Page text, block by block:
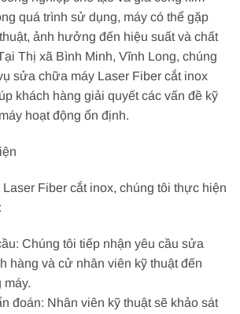
quá trình sử dụng, máy có thể gặp
ảnh hưởng đến hiệu suất và chất
Thị xã Bình Minh, Vĩnh Long, chúng
sửa chữa máy Laser Fiber cắt inox
khách hàng giải quyết các vấn đề kỹ
hoạt động ổn định.
Fiber cắt inox, chúng tôi thực hiện
Chúng tôi tiếp nhận yêu cầu sửa
hàng và cử nhân viên kỹ thuật đến
máy.
đoán: Nhân viên kỹ thuật sẽ khảo sát